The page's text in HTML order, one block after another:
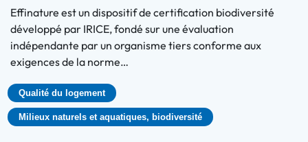
Effinature est un dispositif de certification biodiversité
développé par IRICE, fondé sur une évaluation
indépendante par un organisme tiers conforme aux
exigences de la norme…
Qualité du logement
Milieux naturels et aquatiques, biodiversité